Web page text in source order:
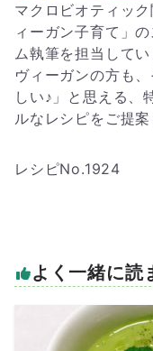
マクロビオティッ
ィーガン子育て」
ム執筆を担当してい
ヴィーガンの方も
しい♪」と思える、
ルなレシピをご提案
レシピNo.1924
よく一緒に読